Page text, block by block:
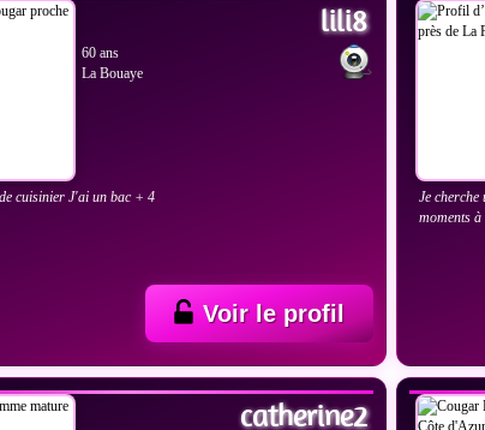
lili8
60 ans
La Bouaye
cuisinier J'ai un bac + 4
Voir le profil
Je cherche
moments à
catherine2
VOIR